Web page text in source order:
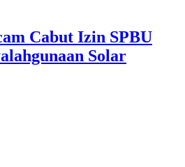
Cabut Izin SPBU
Solar